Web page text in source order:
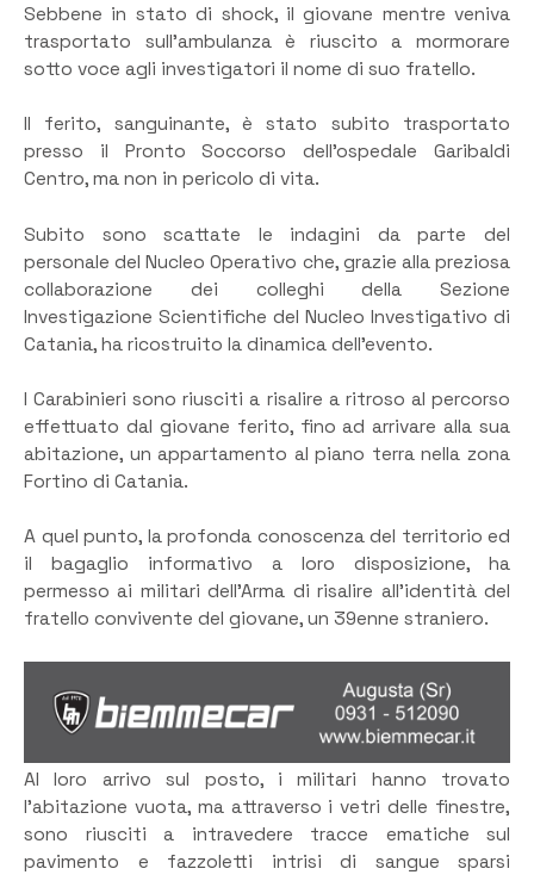
Sebbene in stato di shock, il giovane mentre veniva
trasportato sull’ambulanza è riuscito a mormorare
sotto voce agli investigatori il nome di suo fratello.
Il ferito, sanguinante, è stato subito trasportato
presso il Pronto Soccorso dell’ospedale Garibaldi
Centro, ma non in pericolo di vita.
Subito sono scattate le indagini da parte del
personale del Nucleo Operativo che, grazie alla preziosa
collaborazione dei colleghi della Sezione
Investigazione Scientifiche del Nucleo Investigativo di
Catania, ha ricostruito la dinamica dell’evento.
I Carabinieri sono riusciti a risalire a ritroso al percorso
effettuato dal giovane ferito, fino ad arrivare alla sua
abitazione, un appartamento al piano terra nella zona
Fortino di Catania.
A quel punto, la profonda conoscenza del territorio ed
il bagaglio informativo a loro disposizione, ha
permesso ai militari dell’Arma di risalire all’identità del
fratello convivente del giovane, un 39enne straniero.
Al loro arrivo sul posto, i militari hanno trovato
l’abitazione vuota, ma attraverso i vetri delle finestre,
sono riusciti a intravedere tracce ematiche sul
pavimento e fazzoletti intrisi di sangue sparsi